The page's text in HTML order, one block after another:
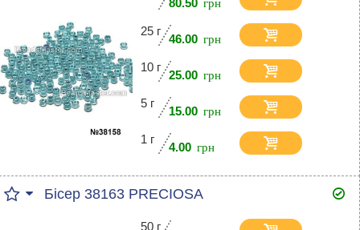
80.50
25 г
46.00
10 г
25.00
5 г
15.00
1 г
4.00
Бісер 38163 PRECIOSA
50 г